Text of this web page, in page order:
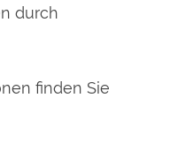
durch
finden Sie